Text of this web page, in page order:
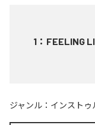
1 ： FEELING
ジャンル： インストゥ